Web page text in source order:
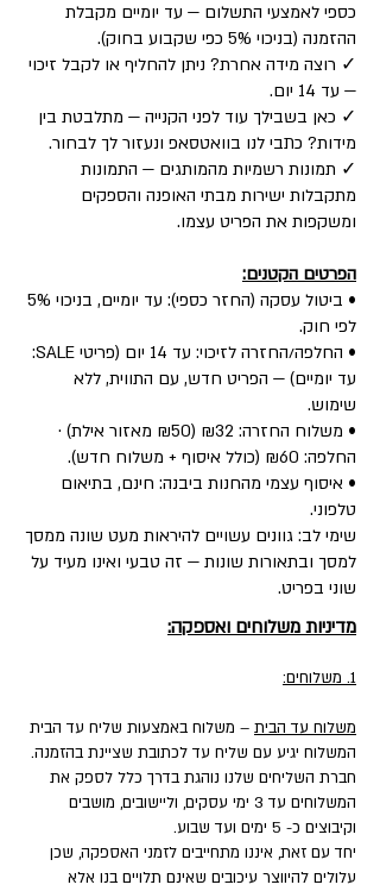
כספי לאמצעי התשלום — עד יומיים מקבלת
ההזמנה (בניכוי 5% כפי שקבוע בחוק).
✓ רוצה מידה אחרת? ניתן להחליף או לקבל זיכוי
— עד 14 יום.
✓ כאן בשבילך עוד לפני הקנייה — מתלבטת בין
מידות? כתבי לנו בוואטסאפ ונעזור לך לבחור.
✓ תמונות רשמיות מהמותגים — התמונות
מתקבלות ישירות מבתי האופנה והספקים
ומשקפות את הפריט עצמו.
הפרטים הקטנים:
• ביטול עסקה (החזר כספי): עד יומיים, בניכוי 5%
לפי חוק.
• החלפה/החזרה לזיכוי: עד 14 יום (פריטי SALE:
עד יומיים) — הפריט חדש, עם התווית, ללא
שימוש.
• משלוח החזרה: ₪32 (₪50 מאזור אילת) ·
החלפה: ₪60 (כולל איסוף + משלוח חדש).
• איסוף עצמי מהחנות ביבנה: חינם, בתיאום
טלפוני.
שימי לב: גוונים עשויים להיראות מעט שונה ממסך
למסך ובתאורות שונות — זה טבעי ואינו מעיד על
שוני בפריט.
מדיניות משלוחים ואספקה:
1. משלוחים:
משלוח עד הבית – משלוח באמצעות שליח עד הבית
המשלוח יגיע עם שליח עד לכתובת שציינת בהזמנה.
חברת השליחים שלנו נוהגת בדרך כלל לספק את
המשלוחים עד 3 ימי עסקים, וליישובים, מושבים
וקיבוצים כ- 5 ימים ועד שבוע.
יחד עם זאת, איננו מתחייבים לזמני האספקה, שכן
עלולים להיווצר עיכובים שאינם תלויים בנו אלא